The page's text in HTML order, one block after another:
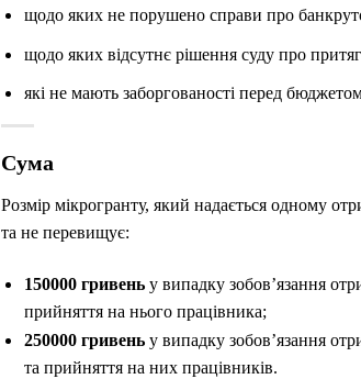
щодо яких не порушено справи про
щодо яких відсутнє рішення суду про
які не мають заборгованості перед
Сума
Розмір мікрогранту, який надається одному
та не перевищує:
150000 гривеньу випадку зобов’язання
прийняття на нього працівника;
250000 гривеньу випадку зобов’язання
та прийняття на них працівників.